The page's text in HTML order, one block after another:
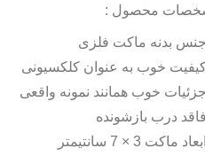
محصول :
جنس بدنه ماکت فلزی
خوب به عنوان کلکسیونی
جزئیات خوب همانند نمونه واقعی
فاقد درب بازشونده
ابعاد ماکت 3 × 7 سانتیمتر